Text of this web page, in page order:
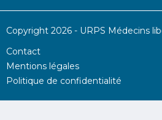
Copyright 2026 - URPS Médecins
Contact
Mentions légales
Politique de confidentialité